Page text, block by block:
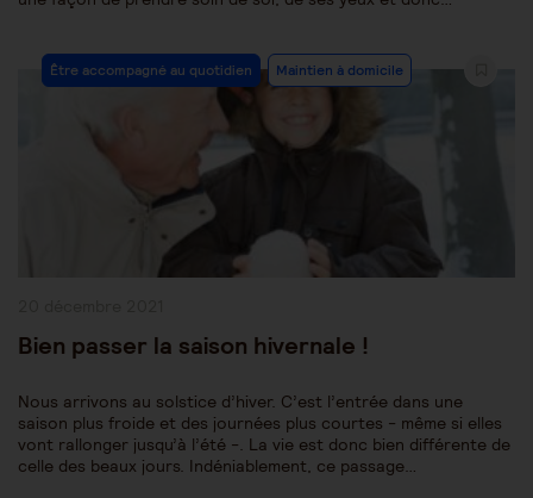
Post
Category:
Être accompagné au quotidien Maintien à domicile
Bien passer la saison hivernale !
Nous arrivons au solstice d’hiver. C’est l’entrée dans une
saison plus froide et des journées plus courtes - même si elles
vont rallonger jusqu’à l’été -. La vie est donc bien différente de
celle des beaux jours. Indéniablement, ce passage…